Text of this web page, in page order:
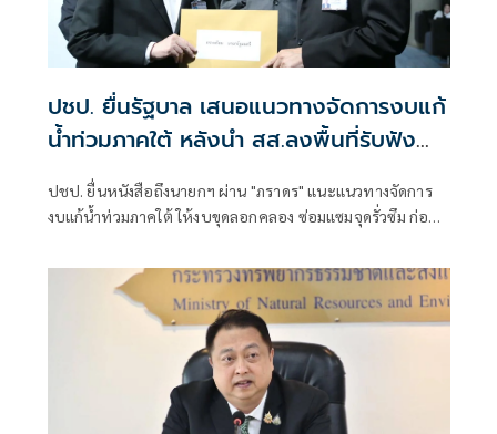
ปชป. ยื่นรัฐบาล เสนอแนวทางจัดการงบแก้
น้ำท่วมภาคใต้ หลังนำ สส.ลงพื้นที่รับฟัง
ประชาชน
ปชป. ยื่นหนังสือถึงนายกฯ ผ่าน "ภราดร" แนะแนวทางจัดการ
งบแก้น้ำท่วมภาคใต้ ให้งบขุดลอกคลอง ซ่อมแซมจุดรั่วซึม ก่อน
ระบบ - ออกสินเชื่อดอกเบี้ยต่ำ